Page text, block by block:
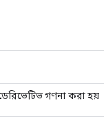
গণনা করা হয়